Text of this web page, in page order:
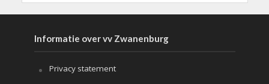
Informatie over vv Zwanenburg
Privacy statement